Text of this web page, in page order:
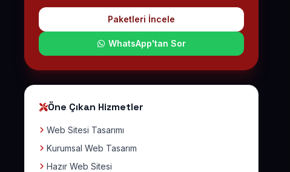
Paketleri İncele
WhatsApp'tan Sor
Öne Çıkan Hizmetler
Web Sitesi Tasarımı
Kurumsal Web Tasarım
Hazır Web Sitesi